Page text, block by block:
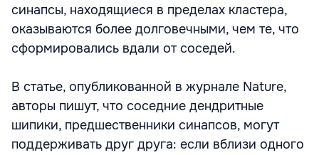
синапсы, находящиеся в пределах кластера,
оказываются более долговечными, чем те, что
сформировались вдали от соседей.
В статье, опубликованной в журнале Nature,
авторы пишут, что соседние дендритные
шипики, предшественники синапсов, могут
поддерживать друг друга: если вблизи одного